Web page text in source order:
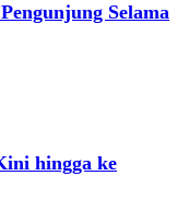
Selama
hingga ke